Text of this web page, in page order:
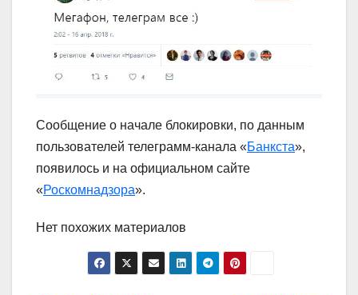
Сообщение о начале блокировки, по данным
пользователей телеграмм-канала «Банкста»,
появилось и на официальном сайте
«Роскомнадзора».
Нет похожих материалов